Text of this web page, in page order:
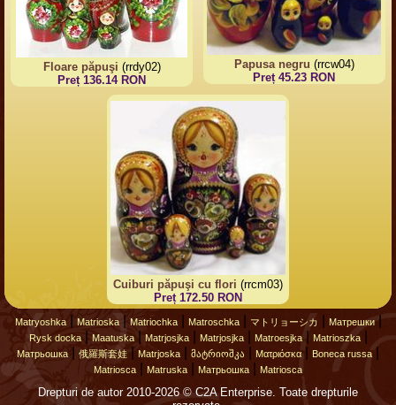
Floare păpuşi (rrdy02)
Preț 136.14 RON
Papusa negru (rrcw04)
Preț 45.23 RON
Cuiburi păpuşi cu flori (rrcm03)
Preț 172.50 RON
Matryoshka| Matrioska| Matriochka| Matroschka| マトリョーシカ Матрешки|
Rysk docka| Maatuska| Matrjosjka| Matrjosjka| Matroesjka| Matrioszka|
Матрьошка 俄羅斯套娃 Matrjoska მატრიოშკა Ματριόσκα| Boneca russa
Matriosca Matruska Матрьошка Matriosca
Drepturi de autor 2010-2026 © C2A Enterprise. Toate drepturile